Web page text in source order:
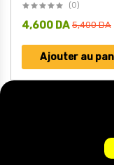
(0)
5,400DA
4,600 DA
Ajouter au